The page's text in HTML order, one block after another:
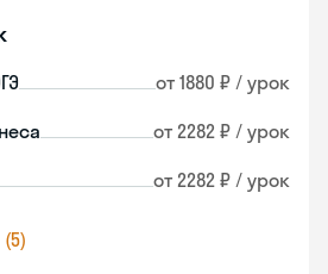
от 1880 ₽ / урок
от 2282 ₽ / урок
от 2282 ₽ / урок